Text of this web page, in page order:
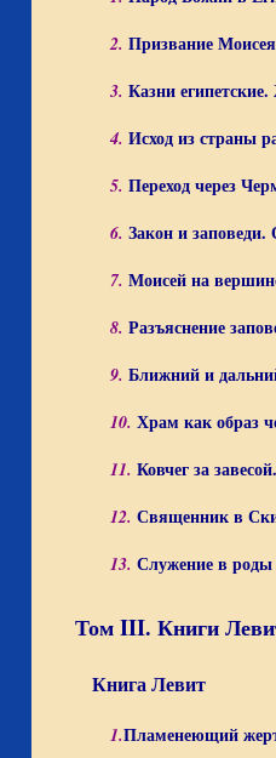
2. Призвание
3. Казни
4. Исход из страны
5. Переход через
6. Закон и заповеди.
7. Моисей на
8. Разъяснение
9. Ближний и
10. Храм как образ
11. Ковчег за
12. Священник в
13. Служение в
Том III. Книги
Книга Левит
1.Пламенеющий